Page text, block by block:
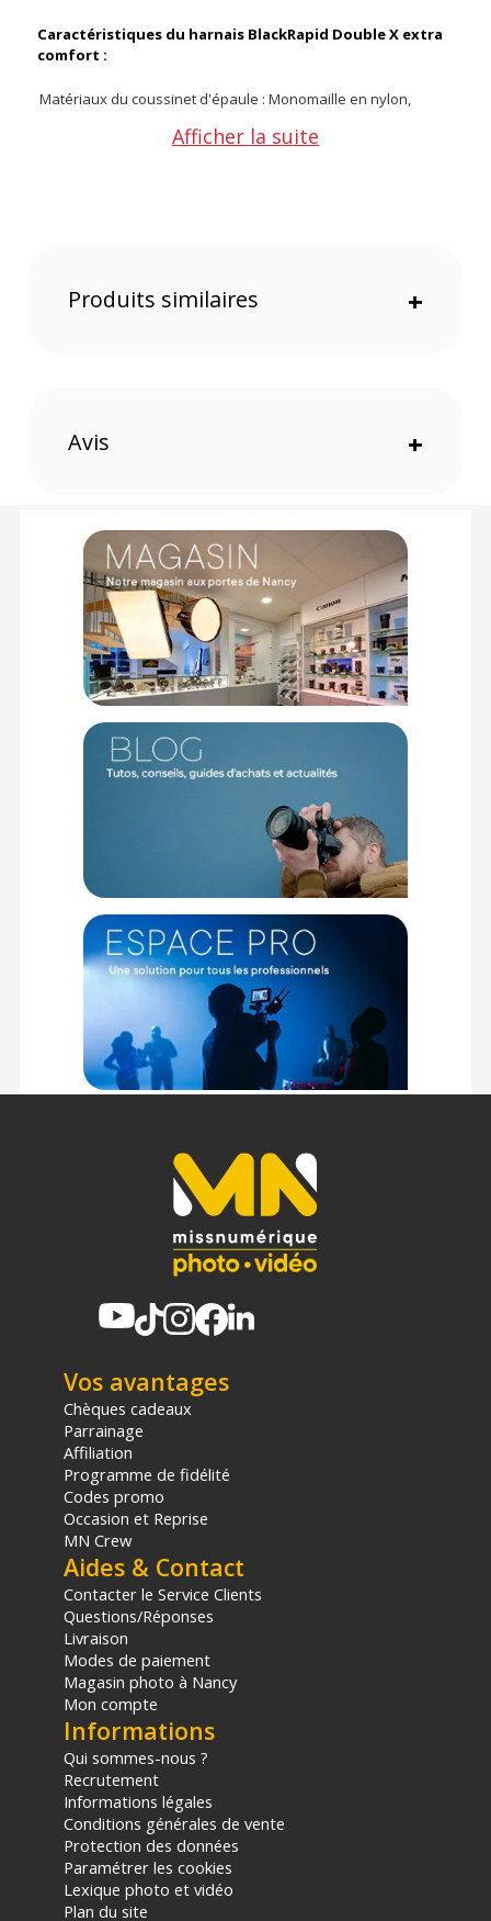
Caractéristiques du harnais BlackRapid Double X extra
comfort :
Matériaux du coussinet d'épaule : Monomaille en nylon,
Matériau de la sangle : 100% nylon.
Longueur réglable : Jusqu'à 160 cm (avec le coussinet).
2x LockStar II (protecteurs de mousqueton).
Code EAN BlackRapid Double X extra comfort - Courroie photo
& strap - achat et prix :810125022395
Garantie 2 ans
(1) Offre valable jusqu'au 31 Décembre 2030 à partir de 49 euros
d'achat, sur la base d'une expédition Chronopost 24H vers un point
relais situé en France continentale uniquement, valable uniquement
sur les produits de moins de 1m et moins de 20Kg.
(2) Sous réserve d'éligibilité.
(3) Nombre de points Fidélité estimés, hors remises au panier, basé
sur le prix TTC en €, les points seront effectivement calculés dans le
Afficher la suite
Produits similaires +
Avis +
Vos avantages
Chèques cadeaux
Parrainage
Affiliation
Programme de fidélité
Codes promo
Occasion et Reprise
MN Crew
Aides & Contact
Contacter le Service Clients
Questions/Réponses
Livraison
Modes de paiement
Magasin photo à Nancy
Mon compte
Informations
Qui sommes-nous ?
Recrutement
Informations légales
Conditions générales de vente
Protection des données
Paramétrer les cookies
Lexique photo et vidéo
Plan du site